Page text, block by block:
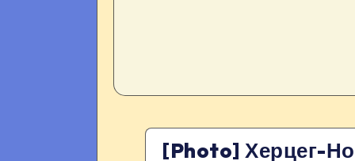
[Photo] Херцег-